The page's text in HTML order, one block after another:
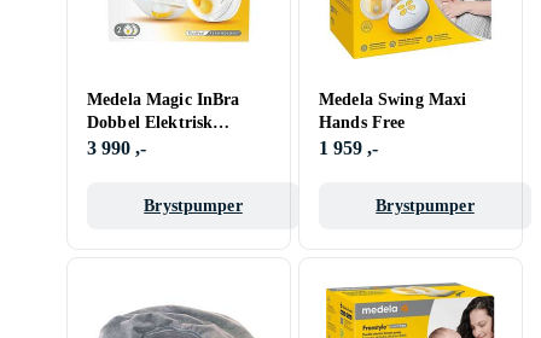
Medela Magic InBra
Dobbel Elektrisk
Brystpumpe
3 990 ,-
Brystpumper
Medela Swing Maxi
Hands Free
1 959 ,-
Brystpumper